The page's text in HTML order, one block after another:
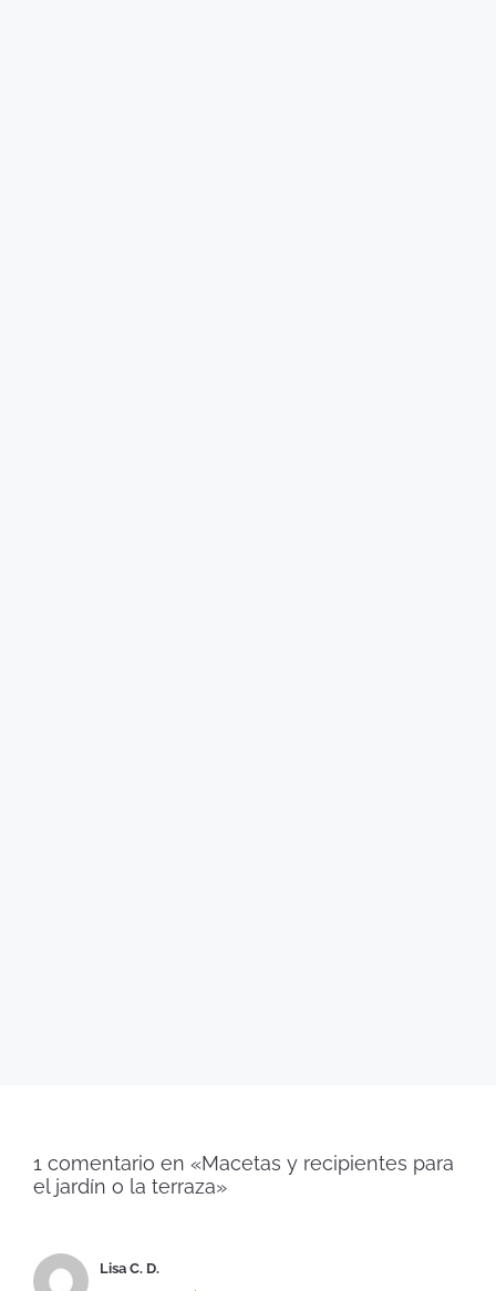
1 comentario en «Macetas y recipientes para
el jardín o la terraza»
Lisa C. D.